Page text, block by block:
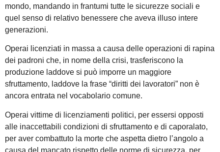
mondo, mandando in frantumi tutte le sicurezze sociali e
quel senso di relativo benessere che aveva illuso intere
generazioni.
Operai licenziati in massa a causa delle operazioni di rapina
dei padroni che, in nome della crisi, trasferiscono la
produzione laddove si può imporre un maggiore
sfruttamento, laddove la frase “diritti dei lavoratori” non è
ancora entrata nel vocabolario comune.
Operai vittime di licenziamenti politici, per essersi opposti
alle inaccettabili condizioni di sfruttamento e di caporalato,
per aver combattuto la morte che aspetta dietro l’angolo a
causa del mancato rispetto delle norme di sicurezza, per